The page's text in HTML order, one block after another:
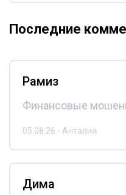
Последние
Рамиз
Финансовые
05.08.26 - Анталия
Дима